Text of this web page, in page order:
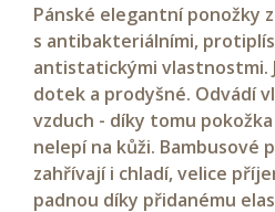
Pánské elegantní ponožky
s antibakteriálními,
antistatickými vlastnostmi.
dotek a prodyšné. Odvádí
vzduch - díky tomu
nelepí na kůži. Bambusové
zahřívají i chladí, velice
padnou díky přidanému